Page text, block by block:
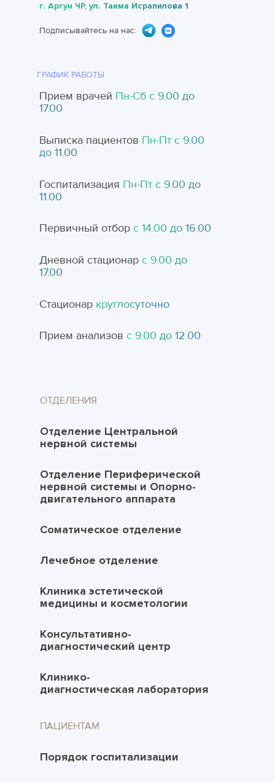
г. Аргун ЧР, ул. Таима Исрапилова 1
Подписывайтесь на нас:
ГРАФИК РАБОТЫ
Прием врачей Пн-Cб с 9.00 до
17.00
Выписка пациентов Пн-Пт с 9.00
до 11.00
Госпитализация Пн-Пт с 9.00 до
11.00
Первичный отбор с 14.00 до 16.00
Дневной стационар с 9.00 до
17.00
Стационар круглосуточно
Прием анализов с 9.00 до 12.00
ОТДЕЛЕНИЯ
Отделение Центральной
нервной системы
Отделение Периферической
нервной системы и Опорно-
двигательного аппарата
Соматическое отделение
Лечебное отделение
Клиника эстетической
медицины и косметологии
Консультативно-
диагностический центр
Клинико-
диагностическая лаборатория
ПАЦИЕНТАМ
Порядок госпитализации